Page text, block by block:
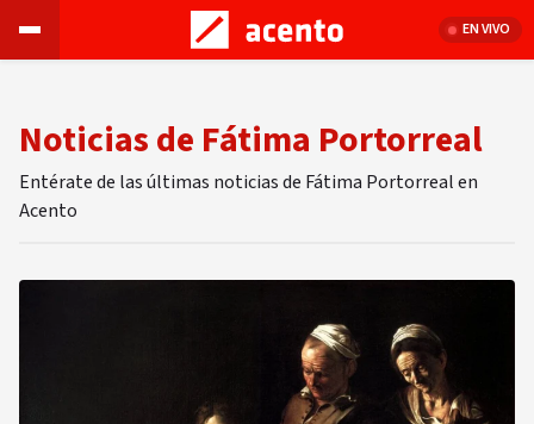
EN VIVO
Noticias de Fátima Portorreal
Entérate de las últimas noticias de Fátima Portorreal en
Acento